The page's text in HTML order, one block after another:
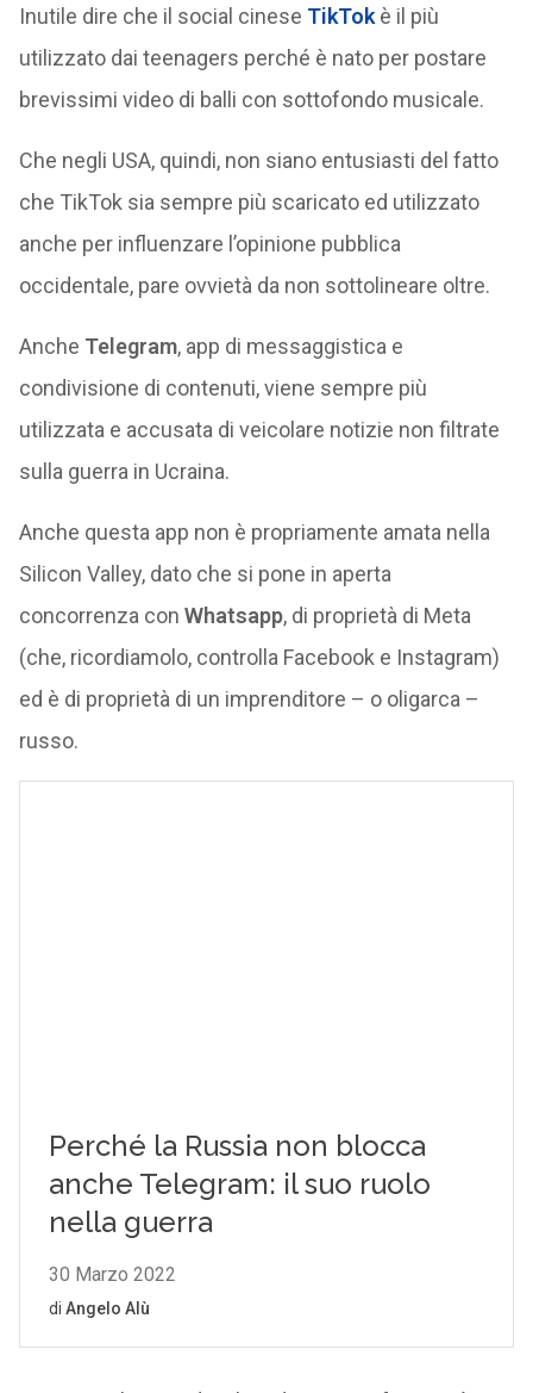
Inutile dire che il social cinese TikTok è il più
utilizzato dai teenagers perché è nato per postare
brevissimi video di balli con sottofondo musicale.
Che negli USA, quindi, non siano entusiasti del fatto
che TikTok sia sempre più scaricato ed utilizzato
anche per influenzare l’opinione pubblica
occidentale, pare ovvietà da non sottolineare oltre.
Anche Telegram, app di messaggistica e
condivisione di contenuti, viene sempre più
utilizzata e accusata di veicolare notizie non filtrate
sulla guerra in Ucraina.
Anche questa app non è propriamente amata nella
Silicon Valley, dato che si pone in aperta
concorrenza con Whatsapp, di proprietà di Meta
(che, ricordiamolo, controlla Facebook e Instagram)
ed è di proprietà di un imprenditore – o oligarca –
russo.